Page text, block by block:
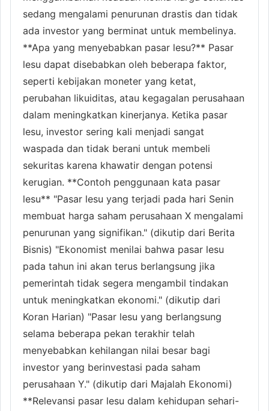
sedang mengalami penurunan drastis dan tidak
ada investor yang berminat untuk membelinya.
**Apa yang menyebabkan pasar lesu?** Pasar
lesu dapat disebabkan oleh beberapa faktor,
seperti kebijakan moneter yang ketat,
perubahan likuiditas, atau kegagalan perusahaan
dalam meningkatkan kinerjanya. Ketika pasar
lesu, investor sering kali menjadi sangat
waspada dan tidak berani untuk membeli
sekuritas karena khawatir dengan potensi
kerugian. **Contoh penggunaan kata pasar
lesu** "Pasar lesu yang terjadi pada hari Senin
membuat harga saham perusahaan X mengalami
penurunan yang signifikan." (dikutip dari Berita
Bisnis) "Ekonomist menilai bahwa pasar lesu
pada tahun ini akan terus berlangsung jika
pemerintah tidak segera mengambil tindakan
untuk meningkatkan ekonomi." (dikutip dari
Koran Harian) "Pasar lesu yang berlangsung
selama beberapa pekan terakhir telah
menyebabkan kehilangan nilai besar bagi
investor yang berinvestasi pada saham
perusahaan Y." (dikutip dari Majalah Ekonomi)
**Relevansi pasar lesu dalam kehidupan sehari-